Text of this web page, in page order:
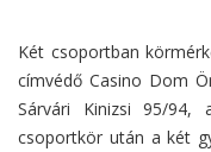
Két csoportban
címvédő Casino Dom
Sárvári Kinizsi 95/
csoportkör után a két